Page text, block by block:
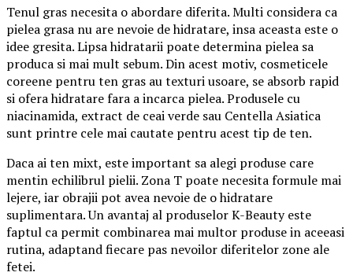
Tenul gras necesita o abordare diferita. Multi considera ca
pielea grasa nu are nevoie de hidratare, insa aceasta este o
idee gresita. Lipsa hidratarii poate determina pielea sa
produca si mai mult sebum. Din acest motiv, cosmeticele
coreene pentru ten gras au texturi usoare, se absorb rapid
si ofera hidratare fara a incarca pielea. Produsele cu
niacinamida, extract de ceai verde sau Centella Asiatica
sunt printre cele mai cautate pentru acest tip de ten.
Daca ai ten mixt, este important sa alegi produse care
mentin echilibrul pielii. Zona T poate necesita formule mai
lejere, iar obrajii pot avea nevoie de o hidratare
suplimentara. Un avantaj al produselor K-Beauty este
faptul ca permit combinarea mai multor produse in aceeasi
rutina, adaptand fiecare pas nevoilor diferitelor zone ale
fetei.